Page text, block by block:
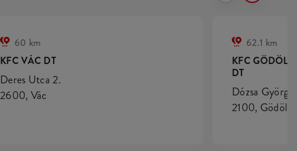
KFC VÁC DT
Deres Utca 2.
2600, Vác
60 km
KFC
DT
Dózsa
2100, Gödöllő
62.1 km